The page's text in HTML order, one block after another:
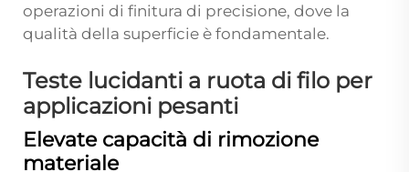
operazioni di finitura di precisione, dove la
qualità della superficie è fondamentale.
Teste lucidanti a ruota di filo per
applicazioni pesanti
Elevate capacità di rimozione
materiale